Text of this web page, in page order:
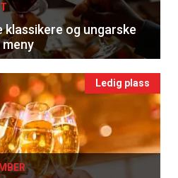
klassikere og ungarske
Ledig plass